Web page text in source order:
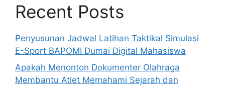
Recent Posts
Penyusunan Jadwal Latihan Taktikal Simulasi
E-Sport BAPOMI Dumai Digital Mahasiswa
Apakah Menonton Dokumenter Olahraga
Membantu Atlet Memahami Sejarah dan